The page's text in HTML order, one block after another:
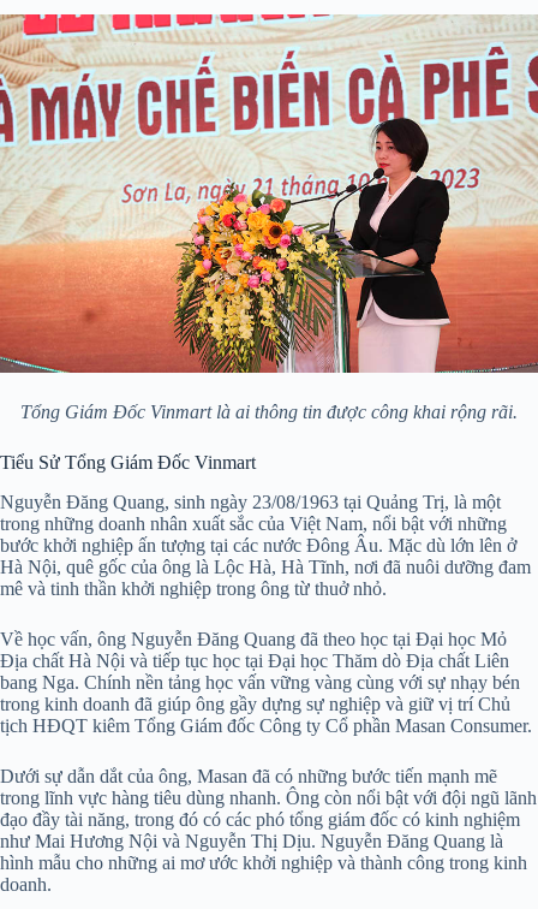
Tổng Giám Đốc Vinmart là ai thông tin được công khai rộng rãi.
Tiểu Sử Tổng Giám Đốc Vinmart
Nguyễn Đăng Quang, sinh ngày 23/08/1963 tại Quảng Trị, là một
trong những doanh nhân xuất sắc của Việt Nam, nổi bật với những
bước khởi nghiệp ấn tượng tại các nước Đông Âu. Mặc dù lớn lên ở
Hà Nội, quê gốc của ông là Lộc Hà, Hà Tĩnh, nơi đã nuôi dưỡng đam
mê và tinh thần khởi nghiệp trong ông từ thuở nhỏ.
Về học vấn, ông Nguyễn Đăng Quang đã theo học tại Đại học Mỏ
Địa chất Hà Nội và tiếp tục học tại Đại học Thăm dò Địa chất Liên
bang Nga. Chính nền tảng học vấn vững vàng cùng với sự nhạy bén
trong kinh doanh đã giúp ông gầy dựng sự nghiệp và giữ vị trí Chủ
tịch HĐQT kiêm Tổng Giám đốc Công ty Cổ phần Masan Consumer.
Dưới sự dẫn dắt của ông, Masan đã có những bước tiến mạnh mẽ
trong lĩnh vực hàng tiêu dùng nhanh. Ông còn nổi bật với đội ngũ lãnh
đạo đầy tài năng, trong đó có các phó tổng giám đốc có kinh nghiệm
như Mai Hương Nội và Nguyễn Thị Dịu. Nguyễn Đăng Quang là
hình mẫu cho những ai mơ ước khởi nghiệp và thành công trong kinh
doanh.